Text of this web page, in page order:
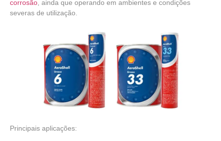
corrosão , ainda que operando em ambientes e condições
severas de utilização.
Principais aplicações: